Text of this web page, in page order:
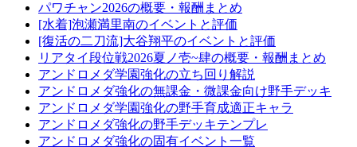
パワチャン2026の概要・報酬まとめ
[水着]泡瀬満里南のイベントと評価
[復活の二刀流]大谷翔平のイベントと評価
リアタイ段位戦2026夏ノ壱~肆の概要・報酬まとめ
アンドロメダ学園強化の立ち回り解説
アンドロメダ強化の無課金・微課金向け野手デッキ
アンドロメダ学園強化の野手育成適正キャラ
アンドロメダ強化の野手デッキテンプレ
アンドロメダ強化の固有イベント一覧